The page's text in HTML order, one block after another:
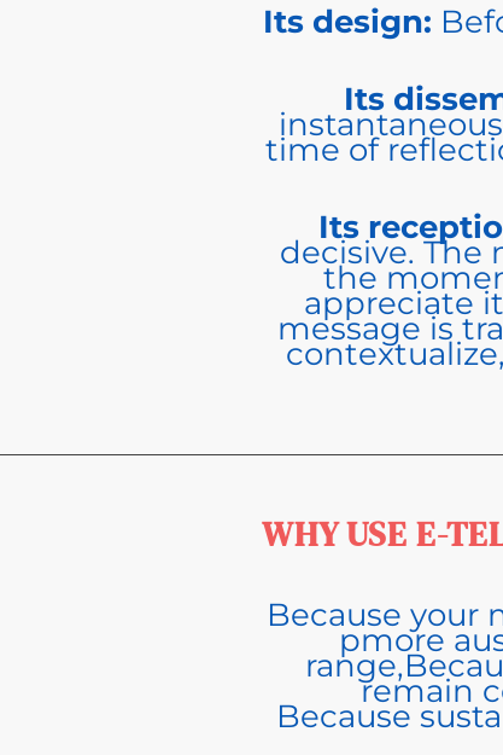
Its design:
Its
time of
Its
decisive.
the
appreciate
message is
WHY USE E-
Because your
pmore
range,
remain
Because